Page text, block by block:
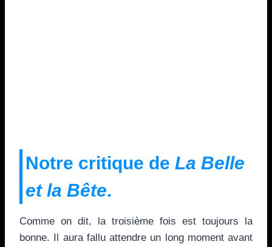
Notre critique de La Belle
et la Bête.
Comme on dit, la troisième fois est toujours la
bonne. Il aura fallu attendre un long moment avant